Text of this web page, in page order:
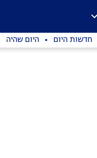
חדשות היום היום שהיה